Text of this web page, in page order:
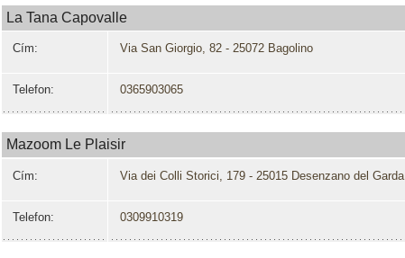
La Tana Capovalle
Cím: Via San Giorgio, 82 - 25072 Bagolino
Telefon: 0365903065
Mazoom Le Plaisir
Cím: Via dei Colli Storici, 179 - 25015 Desenzano del Garda
Telefon: 0309910319